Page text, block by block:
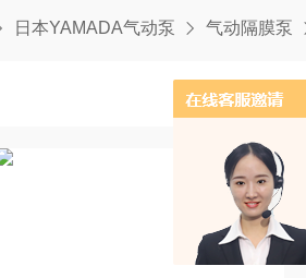
日本YAMADA气动泵 气动隔膜泵